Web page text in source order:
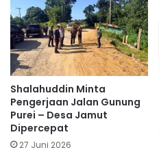
Shalahuddin Minta
Pengerjaan Jalan Gunung
Purei – Desa Jamut
Dipercepat
27 Juni 2026